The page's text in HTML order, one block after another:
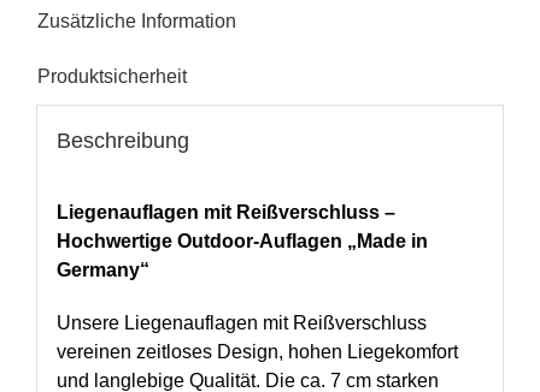
Zusätzliche Information
Produktsicherheit
Beschreibung
Liegenauflagen mit Reißverschluss –
Hochwertige Outdoor-Auflagen „Made in
Germany“
Unsere Liegenauflagen mit Reißverschluss
vereinen zeitloses Design, hohen Liegekomfort
und langlebige Qualität. Die ca. 7 cm starken